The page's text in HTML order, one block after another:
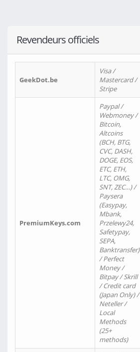
Revendeurs officiels
GeekDot.be
Visa /
Mastercard /
Stripe
PremiumKeys.com
Paypal /
Webmoney /
Bitcoin,
Altcoins
(BCH, BTG,
CVC, DASH,
DOGE, EOS,
ETC, ETH,
LTC, OMG,
SNT, ZEC…) /
Paysera
(Easypay,
Mbank,
Przelewy24,
Safetypay,
SEPA,
Banktransfer)
/ Perfect
Money /
Bitpay / Skrill
/ Credit card
(Japan Only) /
Neteller /
Local
Methods
(25+
methods)